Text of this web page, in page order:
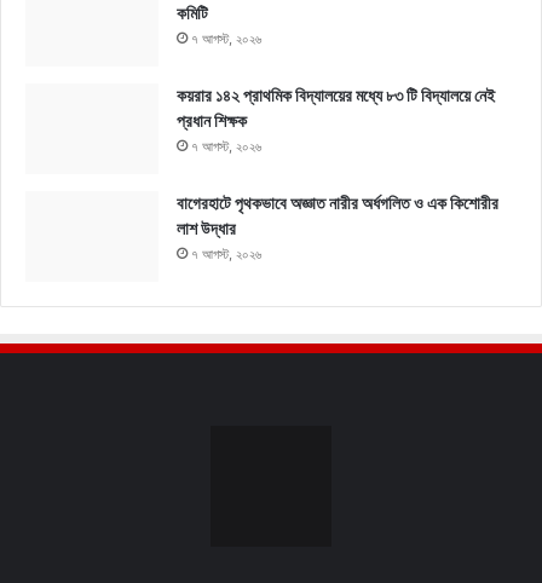
কমিটি
৭ আগস্ট, ২০২৬
কয়রার ১৪২ প্রাথমিক বিদ্যালয়ের মধ্যে ৮৩ টি বিদ্যালয়ে নেই
প্রধান শিক্ষক
৭ আগস্ট, ২০২৬
বাগেরহাটে পৃথকভাবে অজ্ঞাত নারীর অর্ধগলিত ও এক কিশোরীর
লাশ উদ্ধার
৭ আগস্ট, ২০২৬